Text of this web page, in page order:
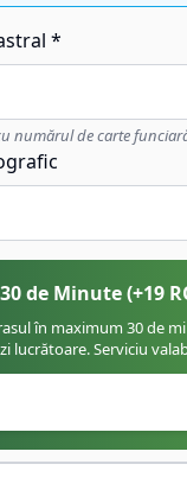
*
numărul de carte
de Minute(+19
în maximum 30 de
lucrătoare. Serviciu